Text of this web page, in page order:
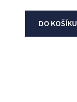
DO KOŠÍKU